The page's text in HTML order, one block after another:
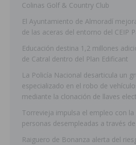
Colinas Golf & Country Club
El Ayuntamiento de Almoradí
de las aceras del entorno del CEIP
Educación destina 1,2 millones
de Catral dentro del Plan Edificant
La Policía Nacional desarticula un
especializado en el robo de
mediante la clonación de llaves
Torrevieja impulsa el empleo con
personas desempleadas a través
Raiguero de Bonanza alerta del